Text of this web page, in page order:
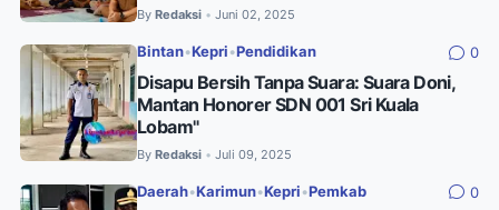
By Redaksi • Juni 02, 2025
Bintan•Kepri •Pendidikan 0
Disapu Bersih Tanpa Suara: Suara Doni,
Mantan Honorer SDN 001 Sri Kuala
Lobam"
By Redaksi • Juli 09, 2025
Daerah•Karimun•Kepri •Pemkab 0